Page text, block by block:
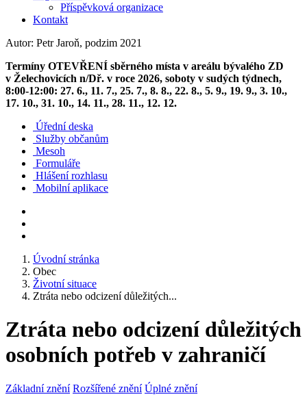
Příspěvková organizace
Kontakt
Autor: Petr Jaroň, podzim 2021
Termíny OTEVŘENÍ sběrného místa v areálu bývalého ZD
v Želechovicích n/Dř. v roce 2026, soboty v sudých týdnech,
8:00-12:00: 27. 6., 11. 7., 25. 7., 8. 8., 22. 8., 5. 9., 19. 9., 3. 10.,
17. 10., 31. 10., 14. 11., 28. 11., 12. 12.
Úřední deska
Služby občanům
Mesoh
Formuláře
Hlášení rozhlasu
Mobilní aplikace
Úvodní stránka
Obec
Životní situace
Ztráta nebo odcizení důležitých...
Ztráta nebo odcizení důležitých
osobních potřeb v zahraničí
Základní znění Rozšířené znění Úplné znění